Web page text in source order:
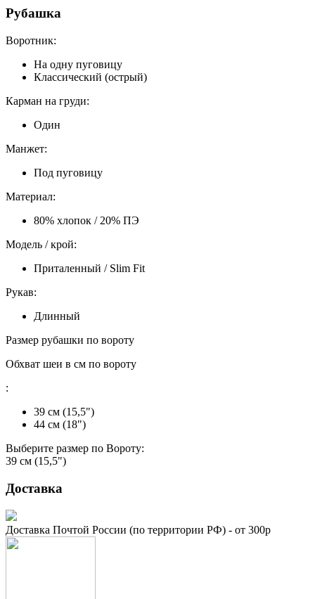
Рубашка
Воротник:
На одну пуговицу
Классический (острый)
Карман на груди:
Один
Манжет:
Под пуговицу
Материал:
80% хлопок / 20% ПЭ
Модель / крой:
Приталенный / Slim Fit
Рукав:
Длинный
Размер рубашки по вороту
Обхват шеи в см по вороту
:
39 см (15,5")
44 см (18")
Выберите размер по Вороту:
39 см (15,5")
Доставка
Доставка Почтой России (по территории РФ) - от 300р